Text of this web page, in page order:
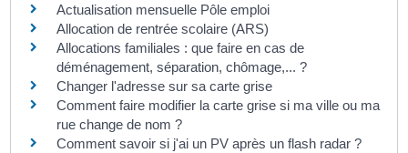
Actualisation mensuelle Pôle emploi
Allocation de rentrée scolaire (ARS)
Allocations familiales : que faire en cas de
déménagement, séparation, chômage,... ?
Changer l'adresse sur sa carte grise
Comment faire modifier la carte grise si ma ville ou ma
rue change de nom ?
Comment savoir si j'ai un PV après un flash radar ?